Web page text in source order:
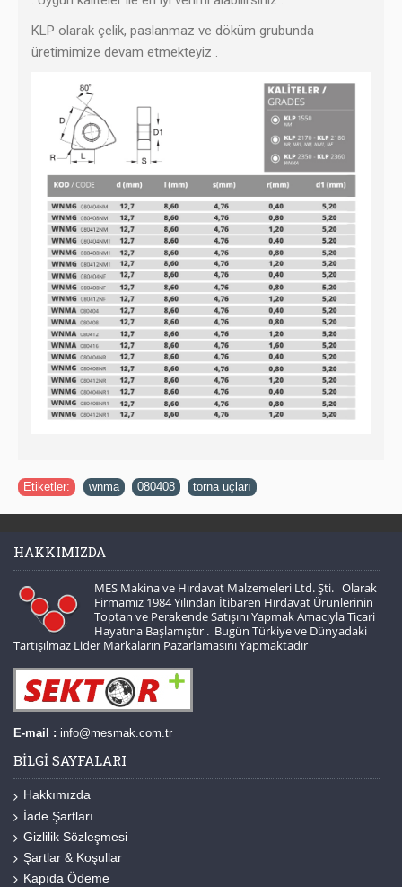
KLP olarak çelik, paslanmaz ve döküm grubunda
üretimimize devam etmekteyiz .
Etiketler: wnma 080408 torna uçları
HAKKIMIZDA
MES Makina ve Hırdavat Malzemeleri Ltd. Şti. Olarak
Firmamız 1984 Yılından İtibaren Hırdavat Ürünlerinin
Toptan ve Perakende Satışını Yapmak Amacıyla Ticari
Hayatına Başlamıştır . Bugün Türkiye ve Dünyadaki
Tartışılmaz Lider Markaların Pazarlamasını Yapmaktadır
E-mail : info@mesmak.com.tr
BILGI SAYFALARI
Hakkımızda
İade Şartları
Gizlilik Sözleşmesi
Şartlar & Koşullar
Kapıda Ödeme